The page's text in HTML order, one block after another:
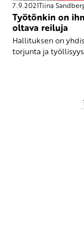
7.9.2021Tiina
Työtönkin on
oltava reiluja
Hallituksen on
torjunta ja